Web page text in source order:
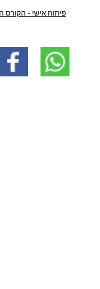
פיתוח אישי - הקורס